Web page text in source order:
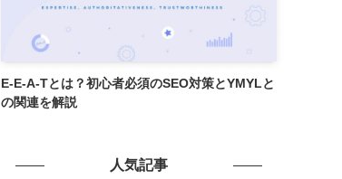
E-E-A-Tとは？初心者必須のSEO対策とYMYLと
の関連を解説
人気記事